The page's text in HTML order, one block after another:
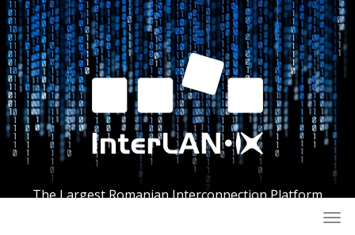
The Largest Romanian Interconnection Platform